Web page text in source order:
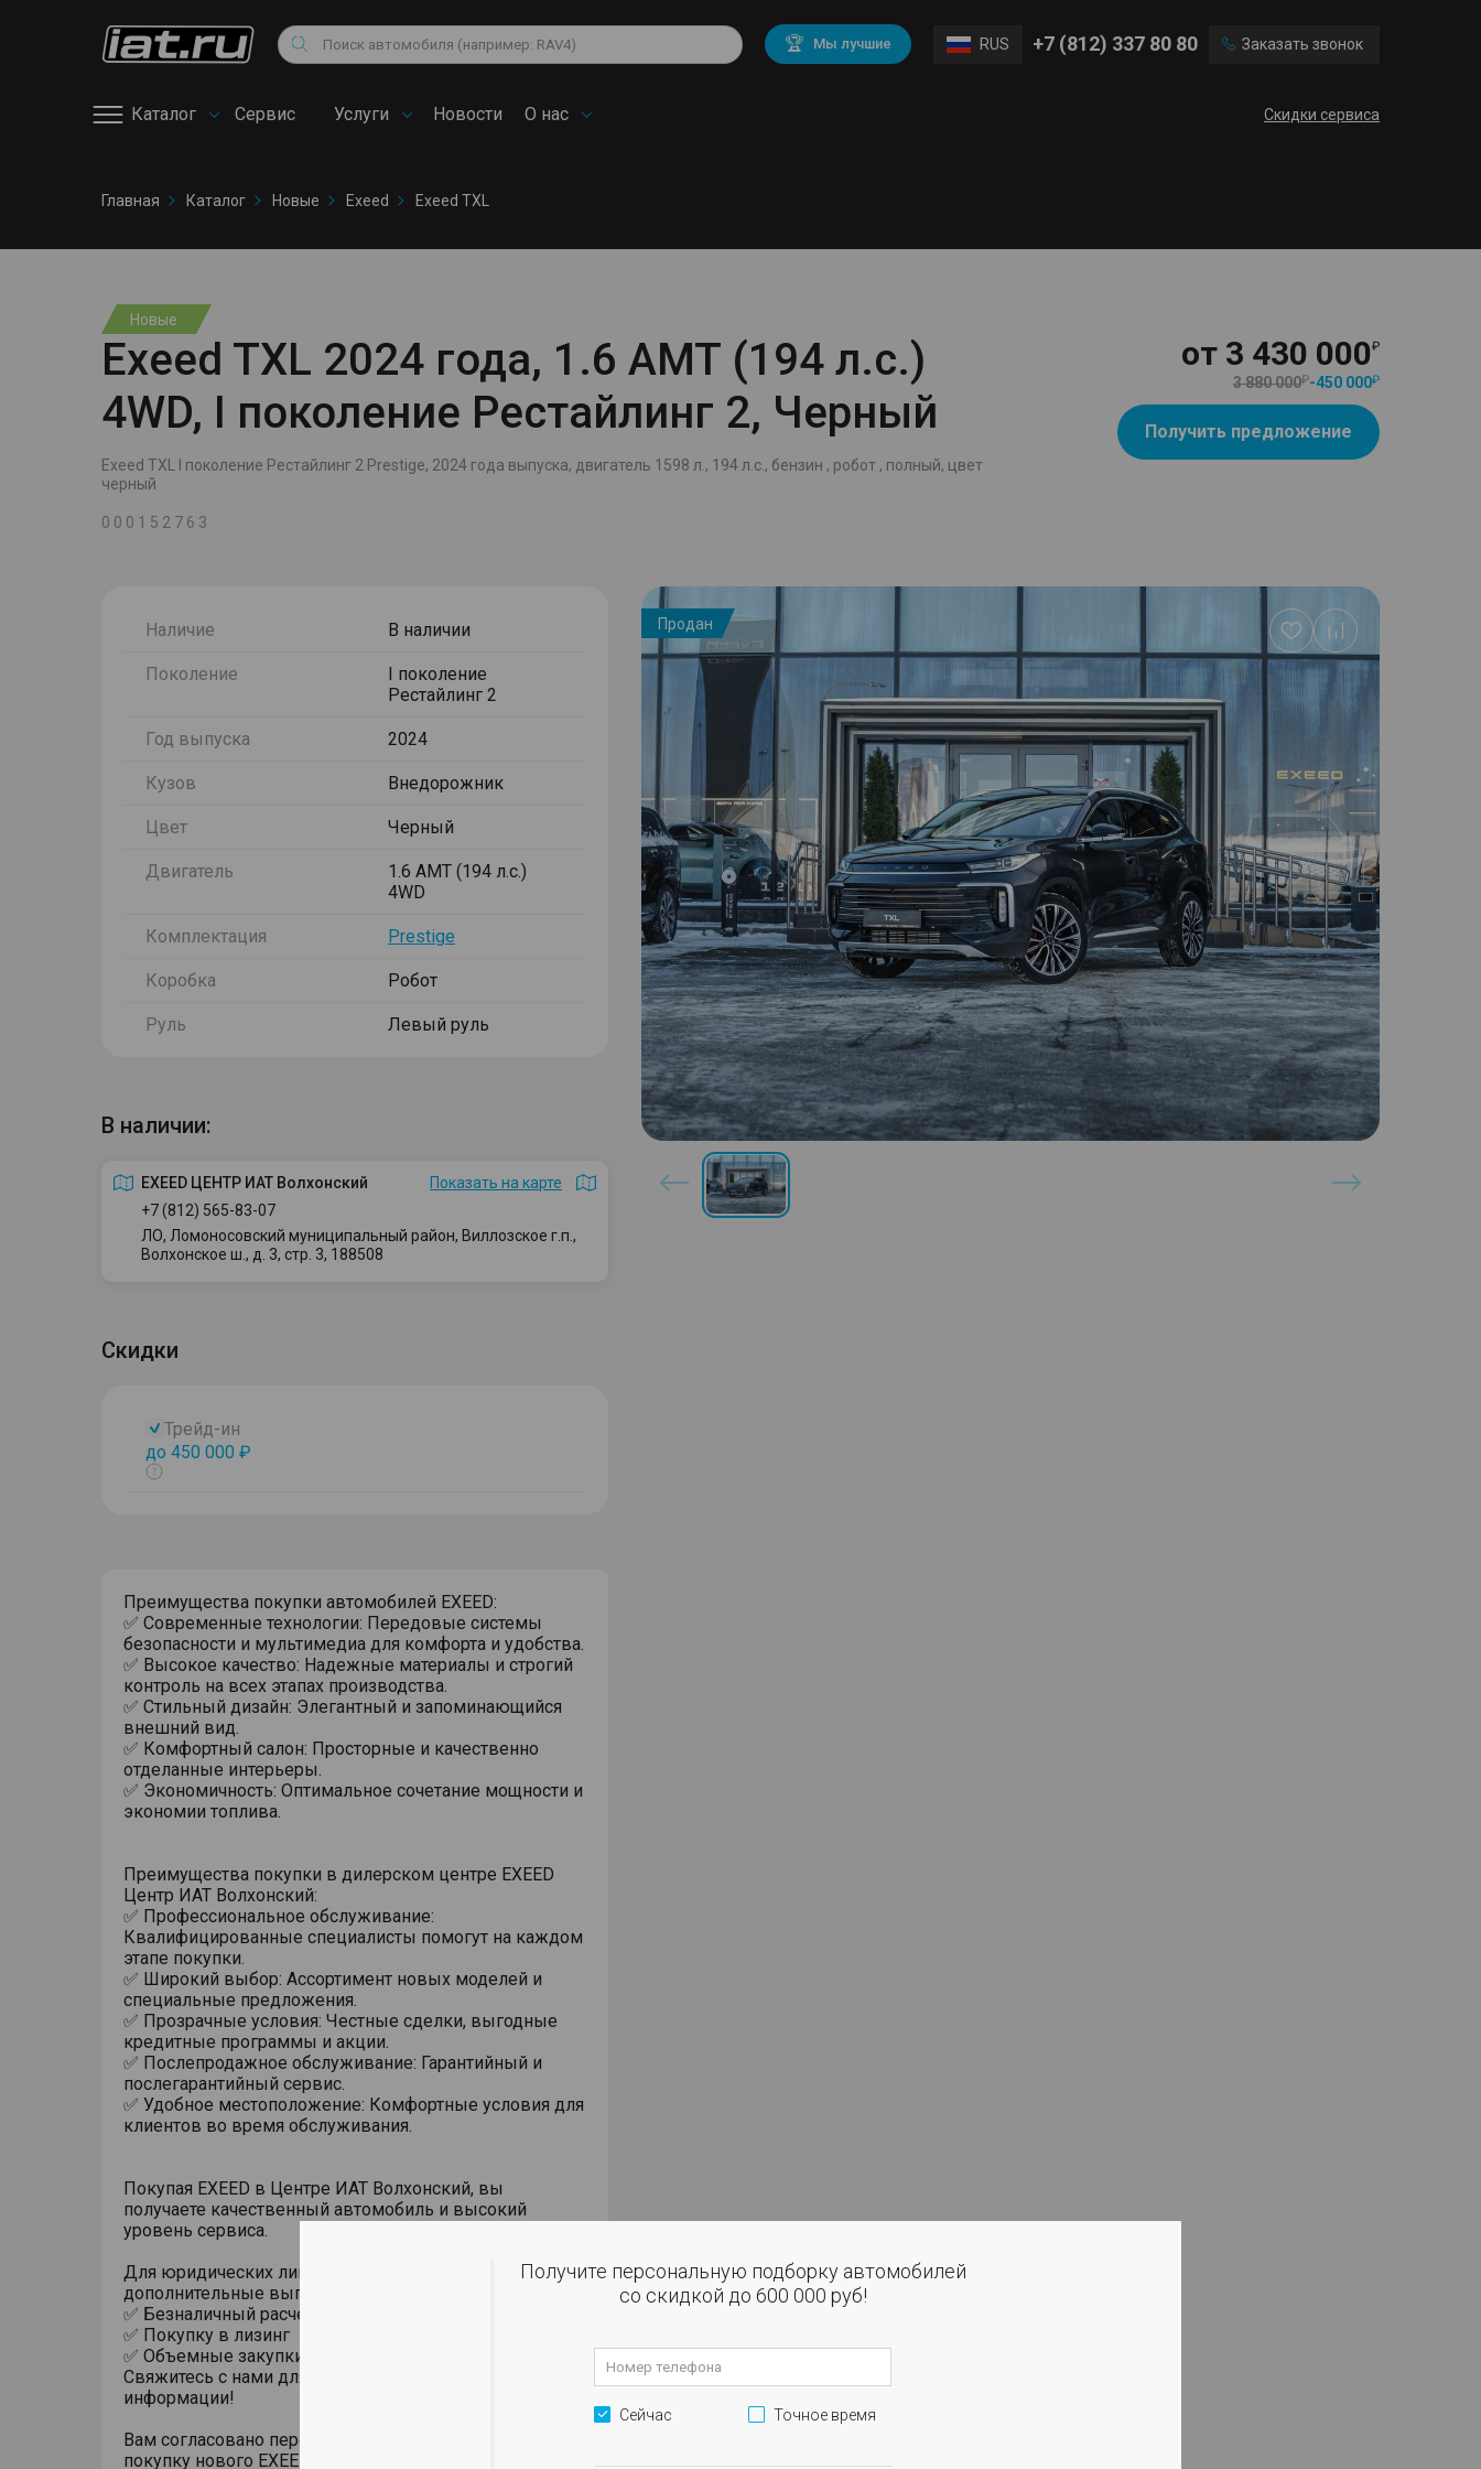
Поиск 🏆 Мы лучшие RUS +7 (812) 337 80 80 Заказать звонок
Каталог Сервис
сервис
Услуги Новости О нас Скидки сервиса
Снегоходы
Квадроциклы
Volkswagen
Mitsubishi BMW
Audi
Chevrolet Mercedes Benz
Главная Каталог Новые Exeed Exeed TXL
Новые
Exeed TXL 2024 года, 1.6 AMT (194 л.с.)
4WD, I поколение Рестайлинг 2, Черный
Exeed TXL I поколение Рестайлинг 2 Prestige, 2024 года выпуска, двигатель 1598 л., 194 л.с., бензин , робот , полный, цвет
черный
0 0 0 1 5 2 7 6 3
от 3 430 000
3 880 000 -450 000
Получить предложение
Наличие В наличии
Поколение
I поколение
Рестайлинг 2
Год выпуска 2024
Кузов Внедорожник
Цвет Черный
Двигатель
1.6 AMT (194 л.с.)
4WD
Комплектация Prestige
Коробка Робот
Руль Левый руль
В наличии:
EXEED ЦЕНТР ИАТ Волхонский
Показать на карте
+7 (812) 565-83-07
ЛО, Ломоносовский муниципальный район, Виллозское г.п.,
Волхонское ш., д. 3, стр. 3, 188508
Скидки
Трейд-ин
до 450 000 ₽
Показать
Преимущества покупки автомобилей EXEED:
✅ Современные технологии: Передовые системы
безопасности и мультимедиа для комфорта и удобства.
✅ Высокое качество: Надежные материалы и строгий
контроль на всех этапах производства.
✅ Стильный дизайн: Элегантный и запоминающийся
внешний вид.
✅ Комфортный салон: Просторные и качественно
отделанные интерьеры.
✅ Экономичность: Оптимальное сочетание мощности и
экономии топлива.
Преимущества покупки в дилерском центре EXEED
Центр ИАТ Волхонский:
✅ Профессиональное обслуживание:
Квалифицированные специалисты помогут на каждом
этапе покупки.
✅ Широкий выбор: Ассортимент новых моделей и
специальные предложения.
✅ Прозрачные условия: Честные сделки, выгодные
кредитные программы и акции.
✅ Послепродажное обслуживание: Гарантийный и
послегарантийный сервис.
✅ Удобное местоположение: Комфортные условия для
клиентов во время обслуживания.
Покупая EXEED в Центре ИАТ Волхонский, вы
получаете качественный автомобиль и высокий
уровень сервиса.
Для юридических лиц предусмотрены
дополнительные выгоды за:
✅ Безналичный расчет
✅ Покупку в лизинг
✅ Объемные закупки
Свяжитесь с нами для получения более детальной
информации!
Вам согласовано персональное предложение на
покупку нового EXEED TXL!
Продан
Добавить
в
избранное
Получите персональную подборку автомобилей
со скидкой до 600 000 руб!
Сейчас Точное время